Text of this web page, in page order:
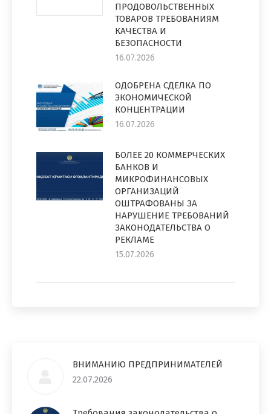
ПРОДОВОЛЬСТВЕННЫХ
ТОВАРОВ ТРЕБОВАНИЯМ
КАЧЕСТВА И
БЕЗОПАСНОСТИ
16.07.2026
ОДОБРЕНА СДЕЛКА ПО
ЭКОНОМИЧЕСКОЙ
КОНЦЕНТРАЦИИ
16.07.2026
БОЛЕЕ 20 КОММЕРЧЕСКИХ
БАНКОВ И
МИКРОФИНАНСОВЫХ
ОРГАНИЗАЦИЙ
ОШТРАФОВАНЫ ЗА
НАРУШЕНИЕ ТРЕБОВАНИЙ
ЗАКОНОДАТЕЛЬСТВА О
РЕКЛАМЕ
15.07.2026
ВНИМАНИЮ ПРЕДПРИНИМАТЕЛЕЙ
22.07.2026